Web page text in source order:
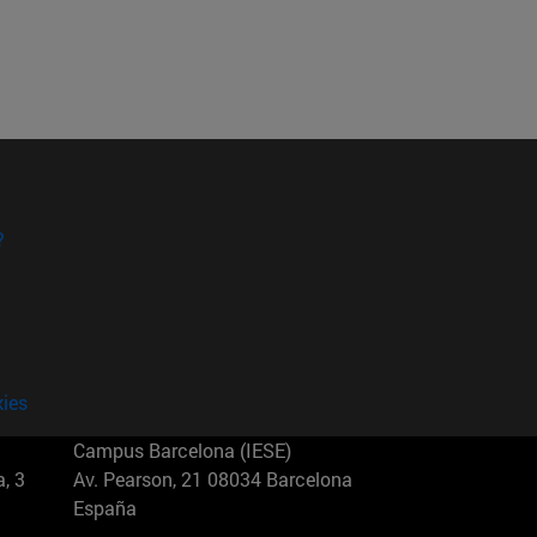
3
Campus Barcelona (IESE)
Av. Pearson, 21 08034 Barcelona
España